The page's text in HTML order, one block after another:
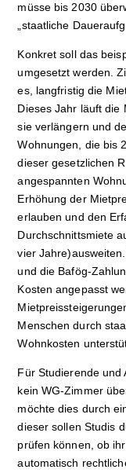
müsse bis 2030
„staatliche
Konkret soll das
umgesetzt werden.
es, langfristig die
Dieses Jahr läuft die
sie verlängern und
Wohnungen, die bis
dieser gesetzlichen
angespannten
Erhöhung der
erlauben und den
Durchschnittsmiete
vier
und die Bafög-
Kosten angepasst
Menschen durch
Wohnkosten
Für Studierende und
kein WG-Zimmer
möchte dies durch
dieser sollen Studis
prüfen können, ob
automatisch